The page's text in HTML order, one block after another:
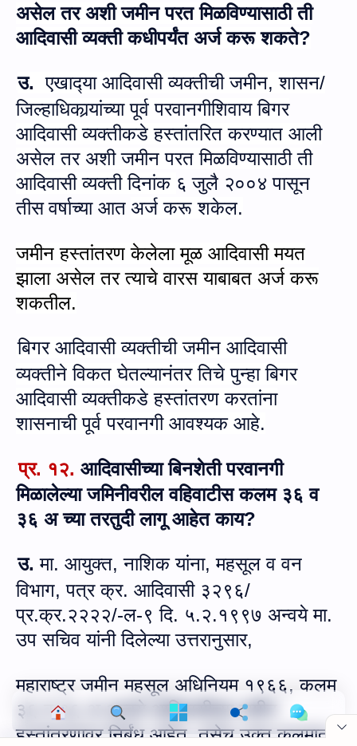
असेल तर अशी जमीन परत मिळविण्‍यासाठी ती
आदिवासी व्‍यक्‍ती कधीपर्यंत अर्ज करू शकते?
उ. एखाद्‍या आदिवासी व्‍यक्‍तीची जमीन, शासन/
जिल्‍हाधिकार्‍यांच्‍या पूर्व परवानगीशिवाय बिगर
आदिवासी व्‍यक्‍तीकडे हस्‍तांतरित करण्‍यात आली
असेल तर अशी जमीन परत मिळविण्‍यासाठी ती
आदिवासी व्‍यक्‍ती दिनांक ६ जुलै २००४ पासून
तीस वर्षाच्‍या आतअर्ज करू शकेल.
जमीन हस्‍तांतरण केलेला मूळ आदिवासी मयत
झाला असेल तर त्‍याचे वारस याबाबत अर्ज करू
शकतील.
बिगर आदिवासी व्‍यक्‍तीची जमीन आदिवासी
व्‍यक्‍तीने विकत घेतल्‍यानंतर तिचे पुन्‍हा बिगर
आदिवासी व्‍यक्‍तीकडे हस्‍तांतरण करतांना
शासनाची पूर्व परवानगी आवश्‍यक आहे.
प्र. १२. आदिवासीच्या बिनशेती परवानगी
मिळालेल्या जमिनीवरील वहिवाटीस कलम ३६ व
३६ अ च्या तरतुदी लागू आहेत काय?
उ. मा. आयुक्त,नाशिक यांना,महसूल व वन
विभाग,पत्र क्र. आदिवासी ३२९६/
प्र.क्र.२२२२/-ल-९ दि. ५.२.१९९७ अन्वये मा.
उप सचिव यांनी दिलेल्‍या उत्तरानुसार,
महाराष्ट्र जमीन महसूल अधिनियम १९६६,कलम
३६ व ३६ अ अन्वये आदिवासीच्या जमीन
हस्तांतरणावर निर्बंध आहेत. तसेच उक्त कलमात
Cookie Consent
We serve cookies on this site to analyze traffic,
remember your preferences, and optimize your